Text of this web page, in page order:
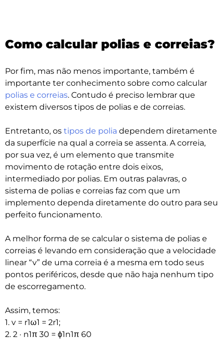
Como calcular polias e correias?
Por fim, mas não menos importante, também é
importante ter conhecimento sobre como calcular
polias e correias. Contudo é preciso lembrar que
existem diversos tipos de polias e de correias.
Entretanto, os tipos de polia dependem diretamente
da superfície na qual a correia se assenta. A correia,
por sua vez, é um elemento que transmite
movimento de rotação entre dois eixos,
intermediado por polias. Em outras palavras, o
sistema de polias e correias faz com que um
implemento dependa diretamente do outro para seu
perfeito funcionamento.
A melhor forma de se calcular o sistema de polias e
correias é levando em consideração que a velocidade
linear “v” de uma correia é a mesma em todo seus
pontos periféricos, desde que não haja nenhum tipo
de escorregamento.
Assim, temos:
1. v = r1ω1 = 2r1;
2. 2 · n1π 30 = ϕ1n1π 60